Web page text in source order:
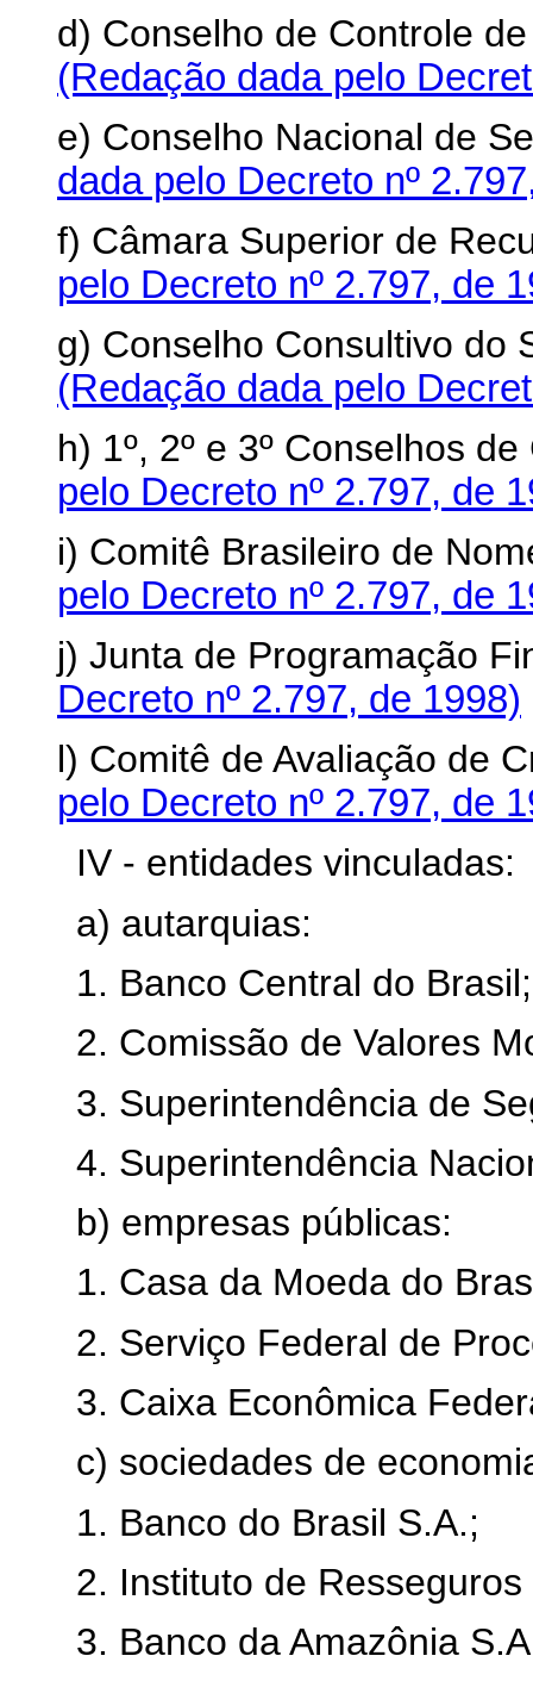
d) Conselho de Controle
(Redação dada pelo
e) Conselho Nacional de
dada pelo Decreto nº
f) Câmara Superior de
pelo Decreto nº 2.797, de
g) Conselho Consultivo do
(Redação dada pelo
h) 1º, 2º e 3º Conselhos
pelo Decreto nº 2.797, de
i) Comitê Brasileiro de
pelo Decreto nº 2.797, de
j) Junta de Programação
Decreto nº 2.797, de 1998)
l) Comitê de Avaliação de
pelo Decreto nº 2.797, de
IV - entidades vinculadas:
a) autarquias:
1. Banco Central do Brasil;
2. Comissão de Valores
3. Superintendência de
4. Superintendência
b) empresas públicas:
1. Casa da Moeda do
2. Serviço Federal de
3. Caixa Econômica
c) sociedades de
1. Banco do Brasil S.A.;
2. Instituto de
3. Banco da Amazônia